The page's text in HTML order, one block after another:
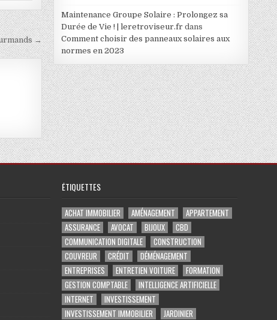
→
Maintenance Groupe Solaire : Prolongez sa
Durée de Vie ! | leretroviseur.fr dans
Comment choisir des panneaux solaires aux
normes en 2023
ÉTIQUETTES
ACHAT IMMOBILIER AMÉNAGEMENT
APPARTEMENT
ASSURANCE
AVOCAT BIJOUX
CBD
COMMUNICATION DIGITALE
CONSTRUCTION
COUVREUR
CRÉDIT
DÉMÉNAGEMENT
ENTREPRISES
ENTRETIEN VOITURE
FORMATION
GESTION COMPTABLE
INTELLIGENCE ARTIFICIELLE
INTERNET
INVESTISSEMENT
INVESTISSEMENT IMMOBILIER
JARDINIER